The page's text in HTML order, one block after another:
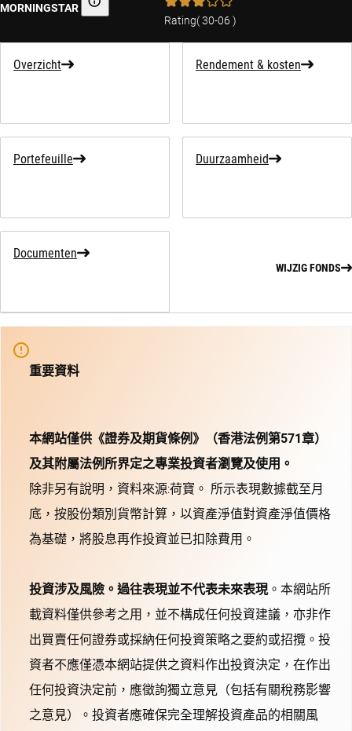
MORNINGSTAR Morningstar
Rating(30-06 )
Overzicht Rendement & kosten
Portefeuille Duurzaamheid
Documenten
WIJZIG FONDS
重要資料
本網站僅供《證券及期貨條例》（香港法例第571章）
及其附屬法例所界定之專業投資者瀏覽及使用。
除非另有說明，資料來源:荷寶。 所示表現數據截至月
底，按股份類別貨幣計算，以資產淨值對資產淨值價格
為基礎，將股息再作投資並已扣除費用。
投資涉及風險。過往表現並不代表未來表現。本網站所
載資料僅供參考之用，並不構成任何投資建議，亦非作
出買賣任何證券或採納任何投資策略之要約或招攬。投
資者不應僅憑本網站提供之資料作出投資決定，在作出
任何投資決定前，應徵詢獨立意見（包括有關稅務影響
之意見）。投資者應確保完全理解投資產品的相關風